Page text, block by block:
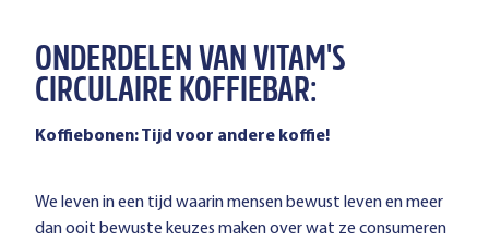
ONDERDELEN VAN VITAM'S
CIRCULAIRE KOFFIEBAR:
Koffiebonen: Tijd voor andere koffie!
We leven in een tijd waarin mensen bewust leven en meer
dan ooit bewuste keuzes maken over wat ze consumeren